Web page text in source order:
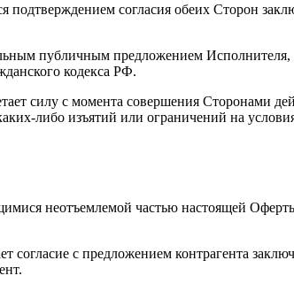
согласия обеих Сторон
публичным предложением Исполнителя,
кодекса РФ.
силу с момента совершения Сторонами
либо изъятий или ограничений на
неотъемлемой частью настоящей
согласие с предложением контрагента